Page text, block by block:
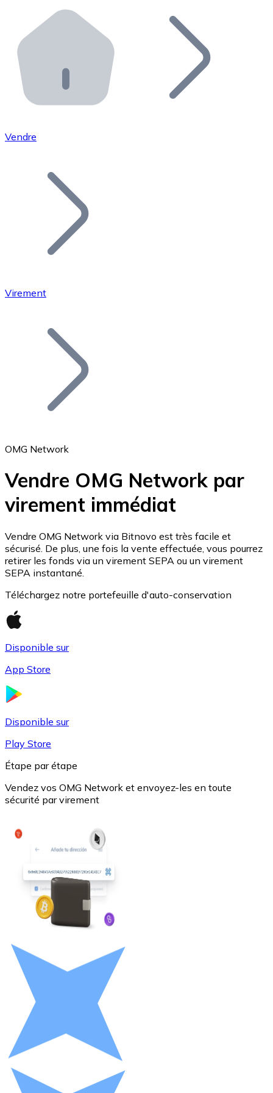
Distributeurs automatiques Bitnovo
Intégrez un ATM Bitnovo dans votre entreprise et
API Bitnovo
Intégrez notre API dans votre écosystème.
Rejoignez notre réseau de distributeurs et
Ajoutez le token de votre projet à notre service
Bitcoin
Ethereum
ETH
LTC
XRP
Vendre
Virement
OMG Network
Vendre OMG Network par
virement immédiat
Vendre OMG Network via Bitnovo est très facile et
sécurisé. De plus, une fois la vente effectuée, vous pourrez
retirer les fonds via un virement SEPA ou un virement
SEPA instantané.
Téléchargez notre portefeuille d'auto-conservation
Disponible sur
App Store
Disponible sur
Play Store
Étape par étape
Vendez vos OMG Network et envoyez-les en toute
sécurité par virement